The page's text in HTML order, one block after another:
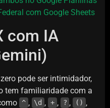
com Google Sheets
com IA
pode ser intimidador,
tem familiaridade com a
^ , \d , + , ? , () ,